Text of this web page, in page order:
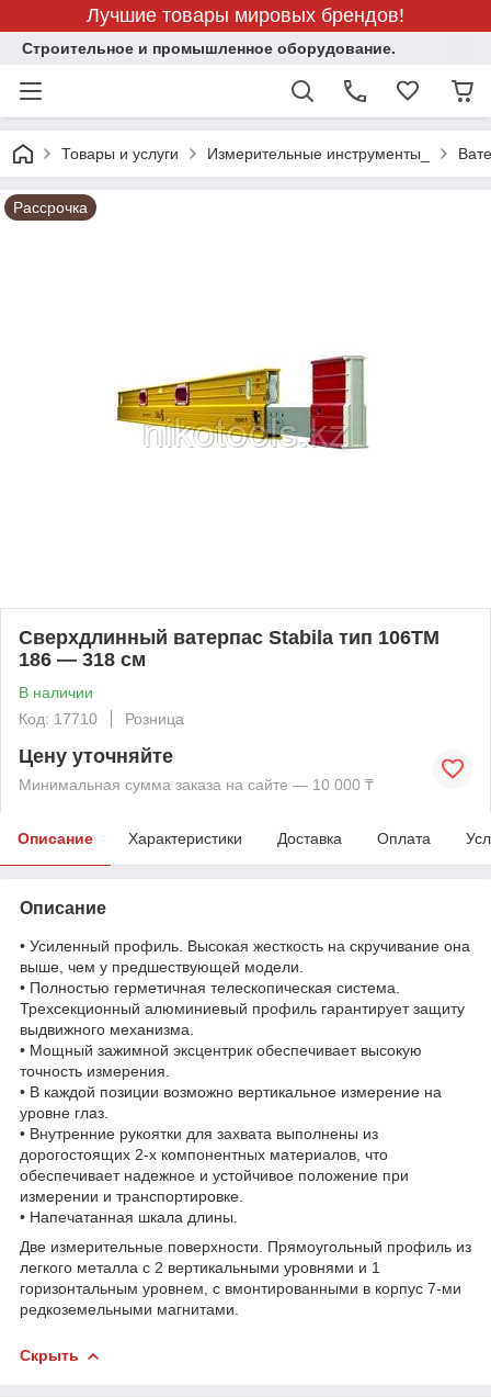
Лучшие товары мировых брендов!
Строительное и промышленное оборудование.
Товары и услуги Измерительные инструменты_
Рассрочка
Сверхдлинный ватерпас Stabila тип 106TM
186 — 318 см
В наличии
Код: 17710
Розница
Цену уточняйте
Минимальная сумма заказа на сайте — 10 000 ₸
Описание Характеристики Доставка Оплата
Описание
• Усиленный профиль. Высокая жесткость на скручивание она
выше, чем у предшествующей модели.
• Полностью герметичная телескопическая система.
Трехсекционный алюминиевый профиль гарантирует защиту
выдвижного механизма.
• Мощный зажимной эксцентрик обеспечивает высокую
точность измерения.
• В каждой позиции возможно вертикальное измерение на
уровне глаз.
• Внутренние рукоятки для захвата выполнены из
дорогостоящих 2-х компонентных материалов, что
обеспечивает надежное и устойчивое положение при
измерении и транспортировке.
• Напечатанная шкала длины.
Две измерительные поверхности. Прямоугольный профиль из
легкого металла с 2 вертикальными уровнями и 1
горизонтальным уровнем, с вмонтированными в корпус 7-ми
редкоземельными магнитами.
Скрыть